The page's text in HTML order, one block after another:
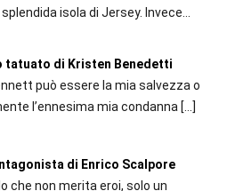
isola di Jersey. Invece...
tatuato di Kristen Benedetti
può essere la mia salvezza o
l’ennesima mia condanna[…]
di Enrico Scalpore
che non merita eroi, solo un